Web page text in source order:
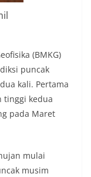
(BMKG)
puncak
kali. Pertama
tinggi kedua
pada Maret
mulai
musim